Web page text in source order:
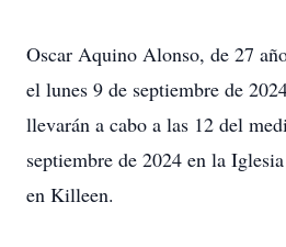
Oscar Aquino Alonso, de 27
el lunes 9 de septiembre de
llevarán a cabo a las 12 del
septiembre de 2024 en la
en Killeen.